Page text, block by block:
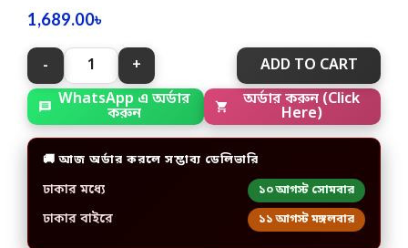
1,689.00৳
ADD TO CART
WhatsApp এ অর্ডার
করুন
অর্ডার করুন (Click
Here)
🚚 আজ অর্ডার করলে সম্ভাব্য ডেলিভারি
ঢাকার মধ্যে ১০ আগস্ট সোমবার
ঢাকার বাইরে ১১ আগস্ট মঙ্গলবার